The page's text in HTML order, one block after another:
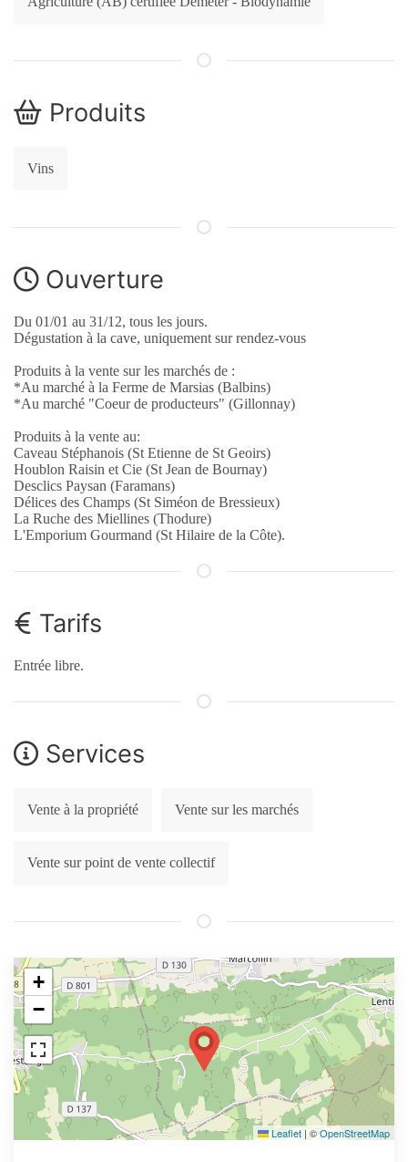
Produits
Vins
Ouverture
Du 01/01 au 31/12, tous les jours.
Dégustation à la cave, uniquement sur rendez-vous
Produits à la vente sur les marchés de :
*Au marché à la Ferme de Marsias (Balbins)
*Au marché "Coeur de producteurs" (Gillonnay)
Produits à la vente au:
Caveau Stéphanois (St Etienne de St Geoirs)
Houblon Raisin et Cie (St Jean de Bournay)
Desclics Paysan (Faramans)
Délices des Champs (St Siméon de Bressieux)
La Ruche des Miellines (Thodure)
L'Emporium Gourmand (St Hilaire de la Côte).
Tarifs
Entrée libre.
Services
Vente à la propriété Vente sur les marchés
Vente sur point de vente collectif
+
−
Leaflet |©OpenStreetMap